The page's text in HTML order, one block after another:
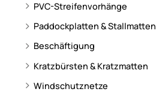
PVC-Streifenvorhänge
Paddockplatten & Stallmatten
Beschäftigung
Kratzbürsten & Kratzmatten
Windschutznetze